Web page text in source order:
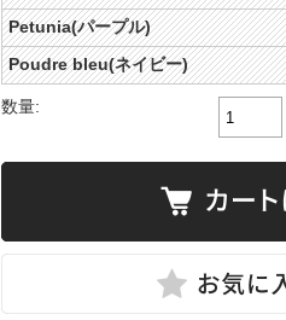
Petunia(パープル)
Poudre bleu(ネイビー)
数量: